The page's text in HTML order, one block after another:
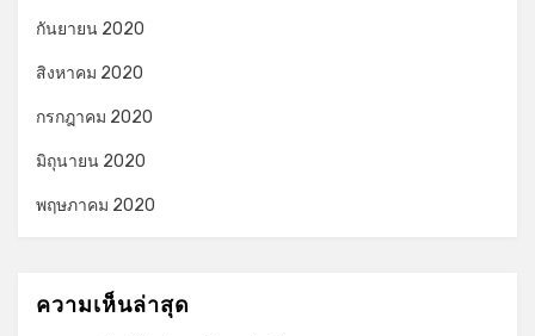
กันยายน 2020
สิงหาคม 2020
กรกฎาคม 2020
มิถุนายน 2020
พฤษภาคม 2020
ความเห็นล่าสุด